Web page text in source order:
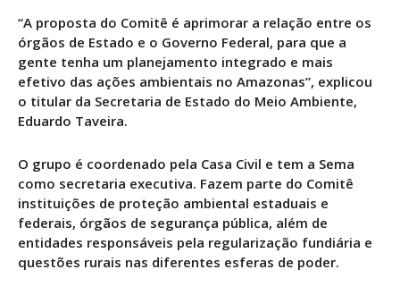
“A proposta do Comitê é aprimorar a relação entre os
órgãos de Estado e o Governo Federal, para que a
gente tenha um planejamento integrado e mais
efetivo das ações ambientais no Amazonas”, explicou
o titular da Secretaria de Estado do Meio Ambiente,
Eduardo Taveira.
O grupo é coordenado pela Casa Civil e tem a Sema
como secretaria executiva. Fazem parte do Comitê
instituições de proteção ambiental estaduais e
federais, órgãos de segurança pública, além de
entidades responsáveis pela regularização fundiária e
questões rurais nas diferentes esferas de poder.